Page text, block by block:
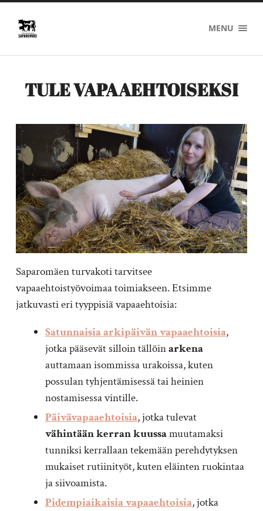
Saparomäki MENU
TULE VAPAAEHTOISEKSI
Saparomäen turvakoti tarvitsee
vapaaehtoistyövoimaa toimiakseen. Etsimme
jatkuvasti eri tyyppisiä vapaaehtoisia:
Satunnaisia arkipäivän vapaaehtoisia,
jotka pääsevät silloin tällöinarkena
auttamaan isommissa urakoissa, kuten
possulan tyhjentämisessä tai heinien
nostamisessa vintille.
Päivävapaaehtoisia, jotka tulevat
vähintään kerran kuussamuutamaksi
tunniksi kerrallaan tekemään perehdytyksen
mukaiset rutiinityöt, kuten eläinten ruokintaa
ja siivoamista.
Pidempiaikaisia vapaaehtoisia, jotka